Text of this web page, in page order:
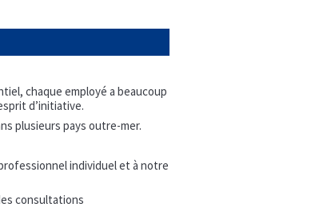
chaque employé a beaucoup
d’initiative.
plusieurs pays outre-mer.
individuel et à notre
consultations